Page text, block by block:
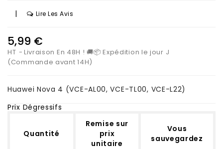
| Lire Les Avis
5,99 €
HT
Livraison En 48H ! 🚚📦 Expédition le jour J
(Commande avant 14H)
Huawei Nova 4 (VCE-AL00, VCE-TL00, VCE-L22)
Prix Dégressifs
Quantité
Remise sur
prix
unitaire
Vous
sauvegardez